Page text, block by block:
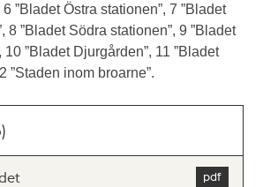
”Bladet Östra stationen”, 7 ”Bladet
8 ”Bladet Södra stationen”, 9 ”Bladet
10 ”Bladet Djurgården”, 11 ”Bladet
”Staden inom broarne”.